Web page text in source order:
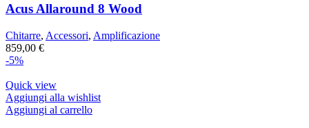
Acus Allaround 8 Wood
Chitarre, Accessori, Amplificazione
859,00 €
-5%
Quick view
Aggiungi alla wishlist
Aggiungi al carrello